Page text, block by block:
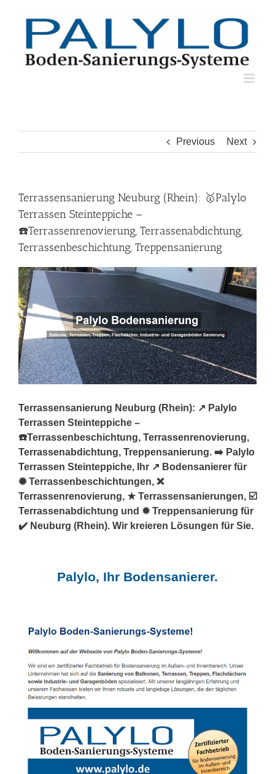
Previous Next
Terrassensanierung Neuburg (Rhein): 🥇Palylo
Terrassen Steinteppiche –
☎️Terrassenrenovierung, Terrassenabdichtung,
Terrassenbeschichtung, Treppensanierung
Terrassensanierung Neuburg (Rhein): ↗️ Palylo
Terrassen Steinteppiche –
☎️Terrassenbeschichtung, Terrassenrenovierung,
Terrassenabdichtung, Treppensanierung. ➡️ Palylo
Terrassen Steinteppiche, Ihr ↗️ Bodensanierer für
✺ Terrassenbeschichtungen, ❌
Terrassenrenovierung, ★ Terrassensanierungen, ☑️
Terrassenabdichtung und ✹ Treppensanierung für
✔️ Neuburg (Rhein). Wir kreieren Lösungen für Sie.
Palylo, Ihr Bodensanierer.